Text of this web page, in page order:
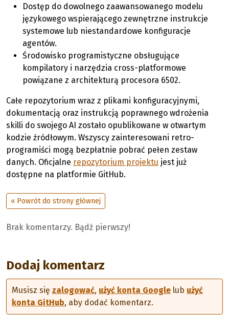
Dostęp do dowolnego zaawansowanego modelu
językowego wspierającego zewnętrzne instrukcje
systemowe lub niestandardowe konfiguracje
agentów.
Środowisko programistyczne obsługujące
kompilatory i narzędzia cross-platformowe
powiązane z architekturą procesora 6502.
Całe repozytorium wraz z plikami konfiguracyjnymi,
dokumentacją oraz instrukcją poprawnego wdrożenia
skilli do swojego AI zostało opublikowane w otwartym
kodzie źródłowym. Wszyscy zainteresowani retro-
programiści mogą bezpłatnie pobrać pełen zestaw
danych. Oficjalne repozytorium projektu jest już
dostępne na platformie GitHub.
« Powrót do strony głównej
Brak komentarzy. Bądź pierwszy!
Dodaj komentarz
Musisz się zalogować, użyć konta Google lub użyć
konta GitHub, aby dodać komentarz.